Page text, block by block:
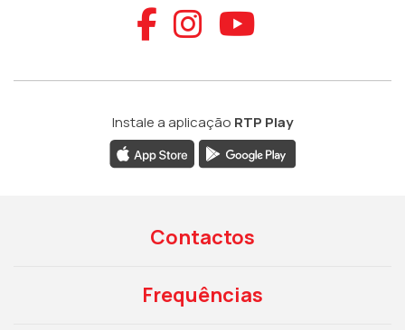
Aceder ao
Aceder ao
Aceder
Instale a aplicação RTP Play
Contactos
Frequências